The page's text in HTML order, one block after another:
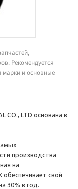
Рекомендуется
марки и основные
CO., LTD основана в
производства
на
свой
30% в год.